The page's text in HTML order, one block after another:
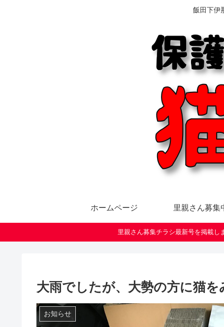
飯田下伊
ホームページ 里親さん募集
里親さん募集チラシ最新号を掲載し
大雨でしたが、大勢の方に猫を
お知らせ